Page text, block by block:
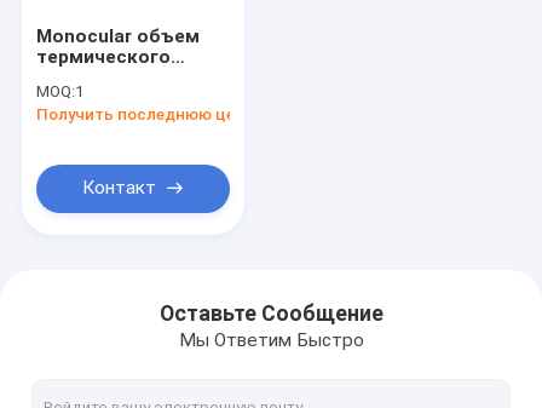
Monocular объем
термического
проводника для
охотиться TS435 2-
MOQ:1
Получить последнюю цену
Контакт
Оставьте Сообщение
Мы Ответим Быстро